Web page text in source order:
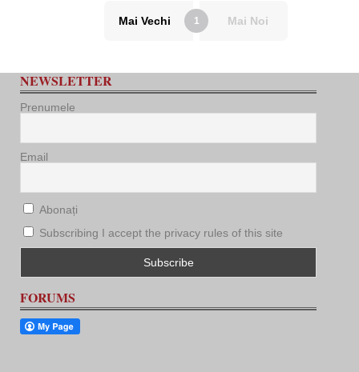
Mai Vechi 1 Mai Noi
NEWSLETTER
Prenumele
Email
Abonați
Subscribing I accept the privacy rules of this site
FORUMS